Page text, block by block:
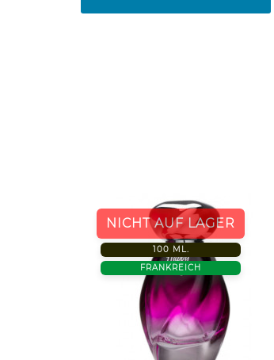
NICHT AUF LAGER
100 ML.
FRANKREICH